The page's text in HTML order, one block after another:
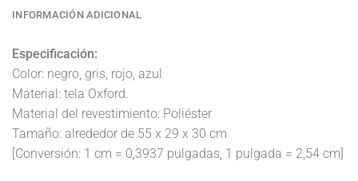
INFORMACIÓN ADICIONAL
Especificación:
Color: negro, gris, rojo, azul
Material: tela Oxford.
Material del revestimiento: Poliéster
Tamaño: alrededor de 55 x 29 x 30 cm
[Conversión: 1 cm = 0,3937 pulgadas, 1 pulgada = 2,54 cm]